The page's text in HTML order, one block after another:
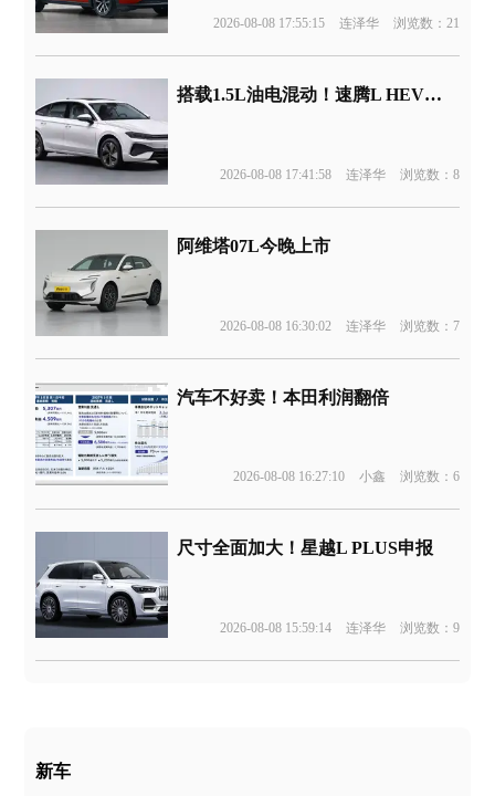
2026-08-08 17:55:15 连泽华 浏览数：21
搭载1.5L油电混动！速腾L HEV版申报
2026-08-08 17:41:58 连泽华 浏览数：8
阿维塔07L今晚上市
2026-08-08 16:30:02 连泽华 浏览数：7
汽车不好卖！本田利润翻倍
2026-08-08 16:27:10 小鑫 浏览数：6
尺寸全面加大！星越L PLUS申报
2026-08-08 15:59:14 连泽华 浏览数：9
新车